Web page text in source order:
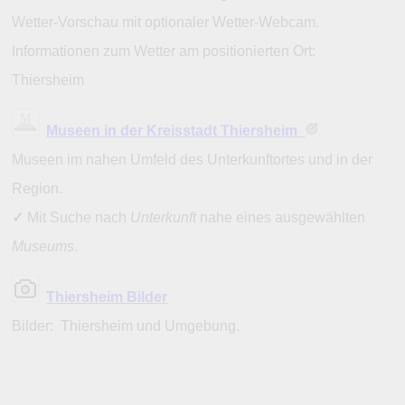
Wetter-Vorschau mit optionaler Wetter-Webcam.
Informationen zum Wetter am positionierten Ort:
Thiersheim
Museen in der Kreisstadt Thiersheim
Museen im nahen Umfeld des Unterkunftortes und in der
Region.
✓ Mit Suche nach Unterkunft nahe eines ausgewählten
Museums.
Thiersheim Bilder
Bilder: Thiersheim und Umgebung.